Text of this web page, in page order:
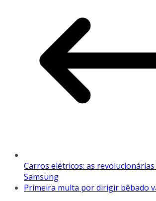
Carros elétricos: as
Samsung
Primeira multa por dirigir bêbado